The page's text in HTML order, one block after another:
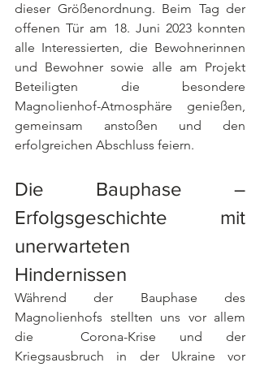
dieser Größenordnung. Beim Tag der
offenen Tür am 18. Juni 2023 konnten
alle Interessierten, die Bewohnerinnen
und Bewohner sowie alle am Projekt
Beteiligten die besondere
Magnolienhof-Atmosphäre genießen,
gemeinsam anstoßen und den
erfolgreichen Abschluss feiern.
Die Bauphase –
Erfolgsgeschichte mit
unerwarteten
Hindernissen
Während der Bauphase des
Magnolienhofs stellten uns vor allem
die  Corona-Krise und der
Kriegsausbruch in der Ukraine vor